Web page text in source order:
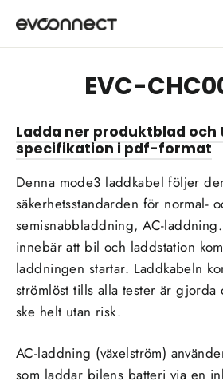
innehållet
EVC-
Ladda ner produktblad och
specifikation i pdf-format
Denna mode3 laddkabel följer
säkerhetsstandarden för normal-
semisnabbladdning, AC-laddning.
innebär att bil och laddstation
laddningen startar. Laddkabeln
strömlöst tills alla tester är gjorda
ske helt utan risk.
AC-laddning (växelström)
som laddar bilens batteri via en